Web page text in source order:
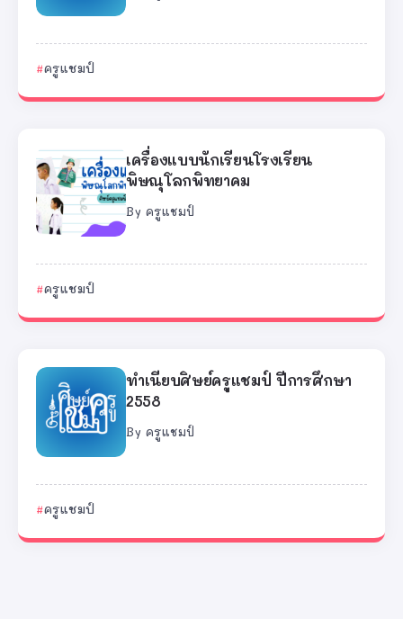
ครูแชมป์
เครื่องแบบนักเรียนโรงเรียน
พิษณุโลกพิทยาคม
By ครูแชมป์
ครูแชมป์
ทำเนียบศิษย์ครูแชมป์ ปีการศึกษา
2558
By ครูแชมป์
ครูแชมป์